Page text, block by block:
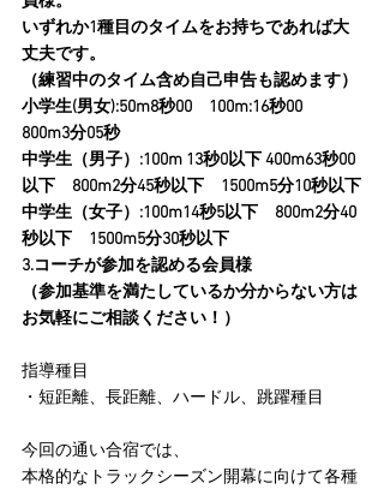
いずれか1種目のタイムをお持ちであれば大
丈夫です。
（練習中のタイム含め自己申告も認めます）
小学生(男女):50m8秒00　100m:16秒00
800m3分05秒
中学生（男子）:100m 13秒0以下 400m63秒00
以下　800m2分45秒以下　1500m5分10秒以下
中学生（女子）:100m14秒5以下　800m2分40
秒以下　1500m5分30秒以下
3.コーチが参加を認める会員様
（参加基準を満たしているか分からない方は
お気軽にご相談ください！）
指導種目
・短距離、長距離、ハードル、跳躍種目
今回の通い合宿では、
本格的なトラックシーズン開幕に向けて各種